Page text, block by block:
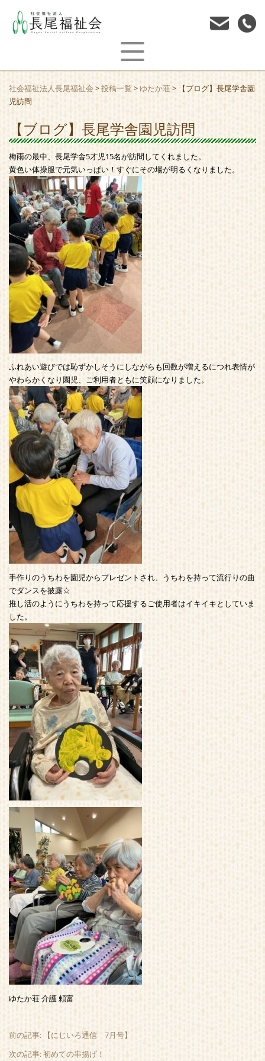
社会福祉法人長尾福祉会>投稿一覧 >ゆたか荘>
【ブログ】長尾学舎園
児訪問
【ブログ】長尾学舎園児訪問
梅雨の最中、長尾学舎5才児15名が訪問してくれました。
黄色い体操服で元気いっぱい！すぐにその場が明るくなりました。
ふれあい遊びでは恥ずかしそうにしながらも回数が増えるにつれ表情が
やわらかくなり園児、ご利用者ともに笑顔になりました。
手作りのうちわを園児からプレゼントされ、うちわを持って流行りの曲
でダンスを披露☆
推し活のようにうちわを持って応援するご使用者はイキイキとしていま
した。
ゆたか荘 介護 頼富
前の記事: 【にじいろ通信 7月号】
次の記事: 初めての串揚げ！